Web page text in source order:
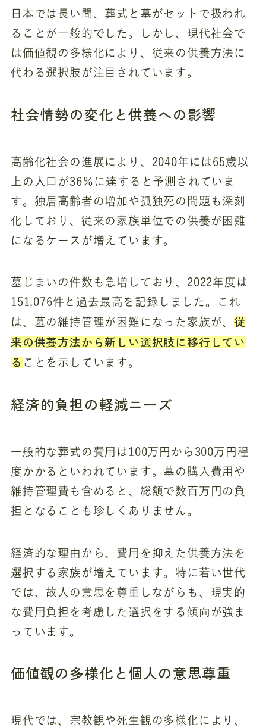
日本では長い間、葬式と墓がセットで扱われ
ることが一般的でした。しかし、現代社会で
は価値観の多様化により、従来の供養方法に
代わる選択肢が注目されています。
社会情勢の変化と供養への影響
高齢化社会の進展により、2040年には65歳以
上の人口が36％に達すると予測されていま
す。独居高齢者の増加や孤独死の問題も深刻
化しており、従来の家族単位での供養が困難
になるケースが増えています。
墓じまいの件数も急増しており、2022年度は
151,076件と過去最高を記録しました。これ
は、墓の維持管理が困難になった家族が、従
来の供養方法から新しい選択肢に移行してい
ることを示しています。
経済的負担の軽減ニーズ
一般的な葬式の費用は100万円から300万円程
度かかるといわれています。墓の購入費用や
維持管理費も含めると、総額で数百万円の負
担となることも珍しくありません。
経済的な理由から、費用を抑えた供養方法を
選択する家族が増えています。特に若い世代
では、故人の意思を尊重しながらも、現実的
な費用負担を考慮した選択をする傾向が強ま
っています。
価値観の多様化と個人の意思尊重
現代では、宗教観や死生観の多様化により、